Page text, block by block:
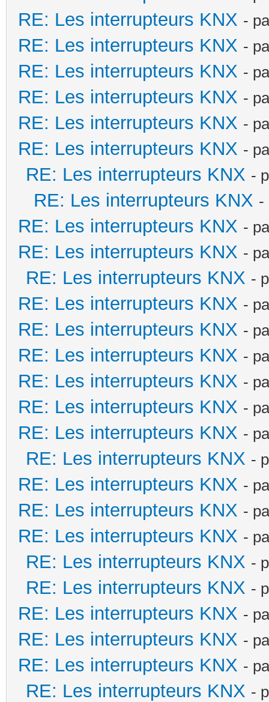
RE: Les interrupteurs KNX -
RE: Les interrupteurs KNX -
RE: Les interrupteurs KNX -
RE: Les interrupteurs KNX -
RE: Les interrupteurs KNX -
RE: Les interrupteurs KNX -
RE: Les interrupteurs KNX -
RE: Les interrupteurs KNX -
RE: Les interrupteurs KNX -
RE: Les interrupteurs KNX -
RE: Les interrupteurs KNX -
RE: Les interrupteurs KNX -
RE: Les interrupteurs KNX -
RE: Les interrupteurs KNX -
RE: Les interrupteurs KNX -
RE: Les interrupteurs KNX -
RE: Les interrupteurs KNX -
RE: Les interrupteurs KNX -
RE: Les interrupteurs KNX -
RE: Les interrupteurs KNX -
RE: Les interrupteurs KNX -
RE: Les interrupteurs KNX -
RE: Les interrupteurs KNX -
RE: Les interrupteurs KNX -
RE: Les interrupteurs KNX -
RE: Les interrupteurs KNX -
RE: Les interrupteurs KNX -